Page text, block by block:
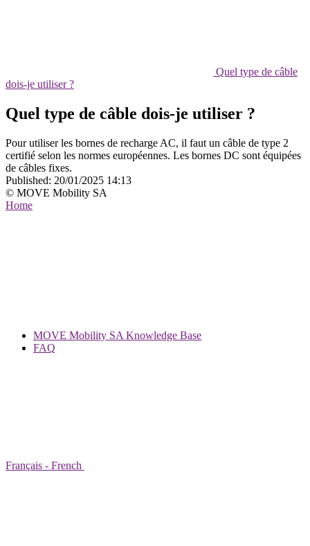
Quel type de câble
dois-je utiliser ?
Quel type de câble dois-je utiliser ?
Pour utiliser les bornes de recharge AC, il faut un câble de type 2
certifié selon les normes européennes. Les bornes DC sont équipées
de câbles fixes.
Published: 20/01/2025 14:13
© MOVE Mobility SA
Home
MOVE Mobility SA Knowledge Base
FAQ
Français - French